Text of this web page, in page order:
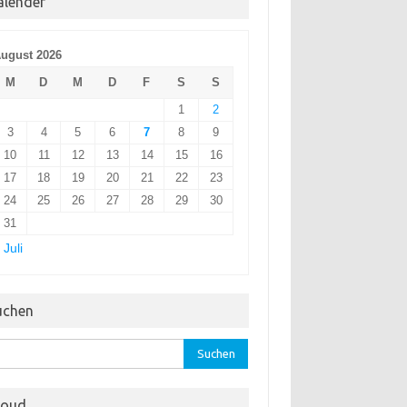
2026
M
D M D F S
S
1
2
3
4 5 6 7 8
9
10
11 12 13 14 15
16
17
18 19 20 21 22
23
24
25 26 27 28 29
30
31
Juli